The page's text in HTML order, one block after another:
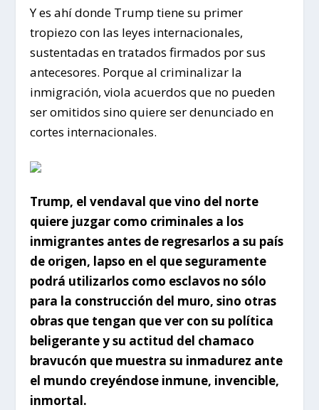
Y es ahí donde Trump tiene su primer
tropiezo con las leyes internacionales,
sustentadas en tratados firmados por sus
antecesores. Porque al criminalizar la
inmigración, viola acuerdos que no pueden
ser omitidos sino quiere ser denunciado en
cortes internacionales.
Trump, el vendaval que vino del norte
quiere juzgar como criminales a los
inmigrantes antes de regresarlos a su país
de origen, lapso en el que seguramente
podrá utilizarlos como esclavos no sólo
para la construcción del muro, sino otras
obras que tengan que ver con su política
beligerante y su actitud del chamaco
bravucón que muestra su inmadurez ante
el mundo creyéndose inmune, invencible,
inmortal.